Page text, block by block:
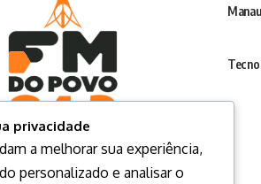
privacidade
a melhorar sua experiência,
personalizado e analisar o